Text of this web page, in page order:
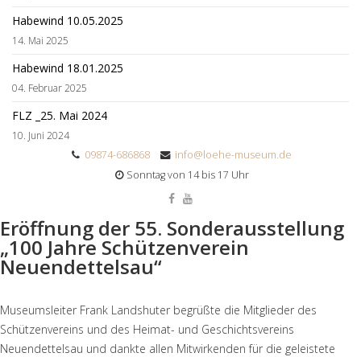
Habewind 10.05.2025
14. Mai 2025
Habewind 18.01.2025
04. Februar 2025
FLZ _25. Mai 2024
10. Juni 2024
09874-686868
info@loehe-museum.de
Sonntag von 14 bis 17 Uhr
Eröffnung der 55. Sonderausstellung
„100 Jahre Schützenverein
Neuendettelsau“
Museumsleiter Frank Landshuter begrüßte die Mitglieder des
Schützenvereins und des Heimat- und Geschichtsvereins
Neuendettelsau und dankte allen Mitwirkenden für die geleistete